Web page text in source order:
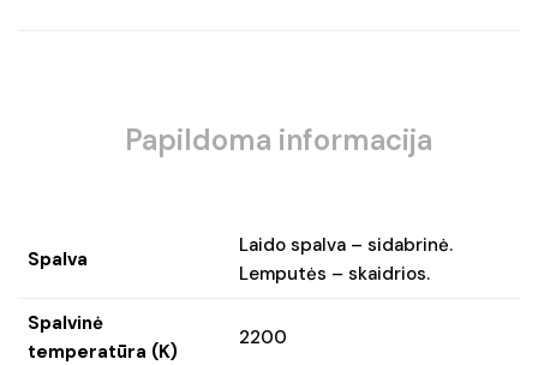
Papildoma informacija
Spalva
Laido spalva – sidabrinė.
Lemputės – skaidrios.
Spalvinė
temperatūra (K)
2200